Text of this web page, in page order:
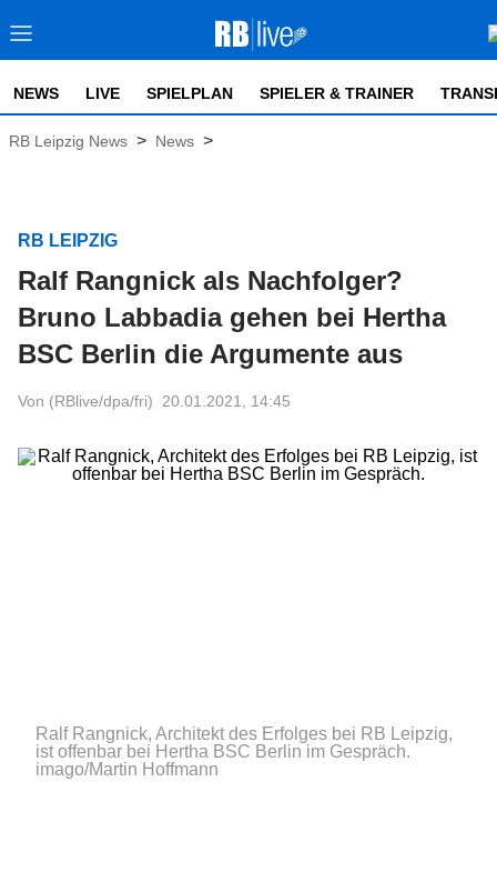
NEWS LIVE SPIELPLAN SPIELER & TRAINER
RB Leipzig News > News >
RB LEIPZIG
Ralf Rangnick als Nachfolger?
Bruno Labbadia gehen bei Hertha
BSC Berlin die Argumente aus
Von (RBlive/dpa/fri) 20.01.2021, 14:45
Ralf Rangnick, Architekt des Erfolges bei RB Leipzig,
ist offenbar bei Hertha BSC Berlin im Gespräch.
imago/Martin Hoffmann